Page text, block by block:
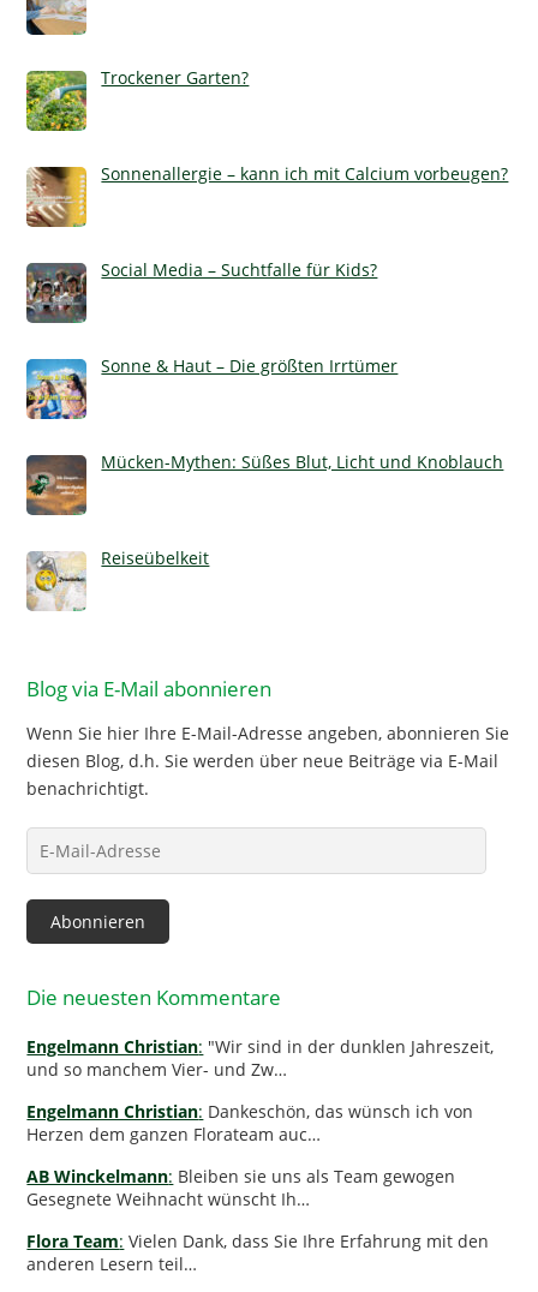
Trockener Garten?
Sonnenallergie – kann ich mit Calcium vorbeugen?
Social Media – Suchtfalle für Kids?
Sonne & Haut – Die größten Irrtümer
Mücken-Mythen: Süßes Blut, Licht und Knoblauch
Reiseübelkeit
Blog via E-Mail abonnieren
Wenn Sie hier Ihre E-Mail-Adresse angeben, abonnieren Sie
diesen Blog, d.h. Sie werden über neue Beiträge via E-Mail
benachrichtigt.
E-
Mail-
Adresse
Abonnieren
Die neuesten Kommentare
Engelmann Christian: "Wir sind in der dunklen Jahreszeit,
und so manchem Vier- und Zw…
Engelmann Christian: Dankeschön, das wünsch ich von
Herzen dem ganzen Florateam auc…
AB Winckelmann: Bleiben sie uns als Team gewogen
Gesegnete Weihnacht wünscht Ih…
Flora Team: Vielen Dank, dass Sie Ihre Erfahrung mit den
anderen Lesern teil…